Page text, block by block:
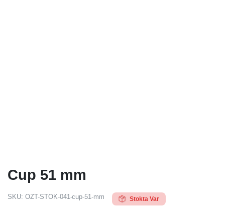
Cup 51 mm
SKU: OZT-STOK-041-cup-51-mm Stokta Var